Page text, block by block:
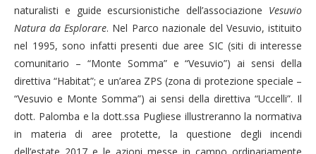
naturalisti e guide escursionistiche dell’associazione Vesuvio
Natura da Esplorare. Nel Parco nazionale del Vesuvio, istituito
nel 1995, sono infatti presenti due aree SIC (siti di interesse
comunitario – “Monte Somma” e “Vesuvio”) ai sensi della
direttiva “Habitat”; e un’area ZPS (zona di protezione speciale –
“Vesuvio e Monte Somma”) ai sensi della direttiva “Uccelli”. Il
dott. Palomba e la dott.ssa Pugliese illustreranno la normativa
in materia di aree protette, la questione degli incendi